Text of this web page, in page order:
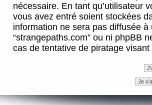
nécessaire. En tant qu’utilisateur
vous avez entré soient stockées
information ne sera pas diffusée
“strangepaths.com” ou ni phpBB
cas de tentative de piratage